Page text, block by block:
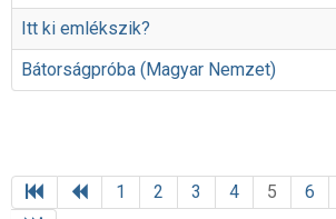
Itt ki emlékszik?
Bátorságpróba (Magyar Nemzet)
1 2 3 4 5 6